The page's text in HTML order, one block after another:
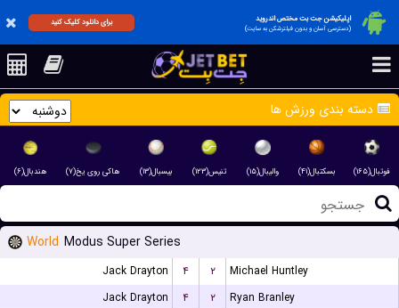
اپلیکیشن جت بت مختص اندروید
(دسترسی آسان و بدون فیلترشکن به سایت)
برای دانلود کلیک کنید
دسته بندی ورزش ها
فوتبال(۱۶۵) بسکتبال(۴۱) والیبال(۱۵) تنیس(۱۲۳) بیسبال(۱۳) هاکی روی یخ(۷) هندبال(۶)
World Modus Super Series
Jack Drayton ۴ ۲
Michael Huntley
Jack Drayton
۴ ۲
Ryan Branley